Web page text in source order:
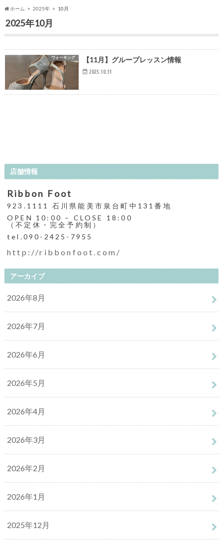
ホーム 2025年 10月
2025年10月
ウォーキング 【11月】グループレッスン情報
2025.10.31
店舗情報
Ribbon Foot
923.1111 石川県能美市泉台町中131番地
OPEN 10:00 – CLOSE 18:00
（不定休・完全予約制）
tel.090-2425-7955
http://ribbonfoot.com/
アーカイブ
2026年8月
2026年7月
2026年6月
2026年5月
2026年4月
2026年3月
2026年2月
2026年1月
2025年12月